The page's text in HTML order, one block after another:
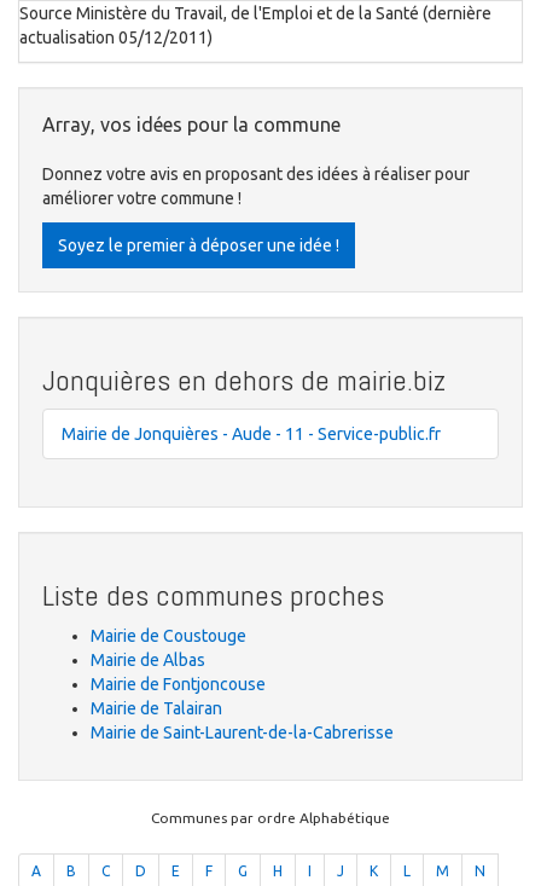
Source Ministère du Travail, de l'Emploi et de la Santé (dernière
actualisation 05/12/2011)
Array, vos idées pour la commune
Donnez votre avis en proposant des idées à réaliser pour
améliorer votre commune !
Soyez le premier à déposer une idée !
Jonquières en dehors de mairie.biz
Mairie de Jonquières - Aude - 11 - Service-public.fr
Liste des communes proches
Mairie de Coustouge
Mairie de Albas
Mairie de Fontjoncouse
Mairie de Talairan
Mairie de Saint-Laurent-de-la-Cabrerisse
Communes par ordre Alphabétique
A B C D E F G H J K L M N